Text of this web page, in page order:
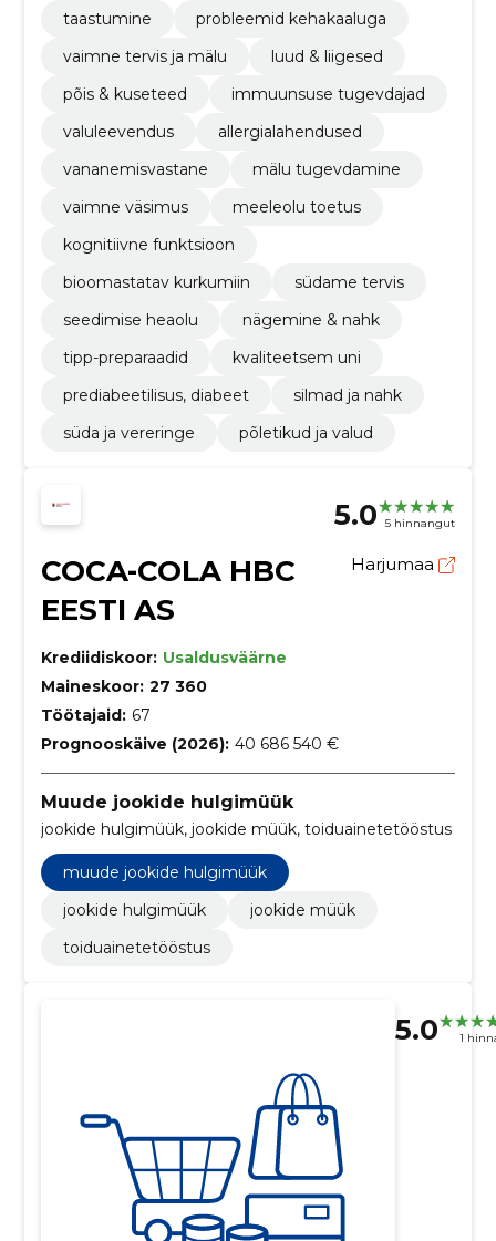
taastumine
probleemid kehakaaluga
vaimne tervis ja mälu
luud & liigesed
põis & kuseteed
immuunsuse tugevdajad
valuleevendus
allergialahendused
vananemisvastane
mälu tugevdamine
vaimne väsimus
meeleolu toetus
kognitiivne funktsioon
bioomastatav kurkumiin
südame tervis
seedimise heaolu
nägemine & nahk
tipp-preparaadid
kvaliteetsem uni
prediabeetilisus, diabeet
silmad ja nahk
süda ja vereringe
põletikud ja valud
5.0 5 hinnangut
COCA-COLA HBC
EESTI AS
Harjumaa
Krediidiskoor: Usaldusväärne
Maineskoor: 27 360
Töötajaid: 67
Prognooskäive (2026): 40 686 540 €
Muude jookide hulgimüük
jookide hulgimüük, jookide müük, toiduainetetööstus
muude jookide hulgimüük
jookide hulgimüük
jookide müük
toiduainetetööstus
5.0 1